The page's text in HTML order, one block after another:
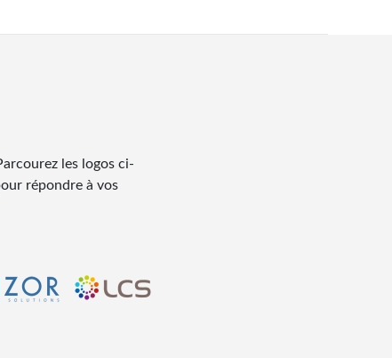
les logos ci-
répondre à vos